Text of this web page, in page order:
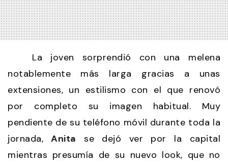
La joven sorprendió con una melena
notablemente más larga gracias a unas
extensiones, un estilismo con el que renovó
por completo su imagen habitual. Muy
pendiente de su teléfono móvil durante toda la
jornada,Anita se dejó ver por la capital
mientras presumía de su nuevo look, que no